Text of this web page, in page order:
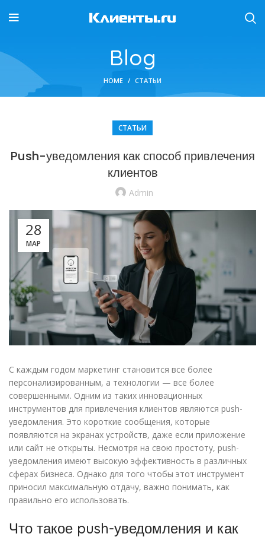
Blog
HOME СТАТЬИ
СТАТЬИ
Push-уведомления как способ привлечения
клиентов
Admin
28
МАР
С каждым годом маркетинг становится все более
персонализированным, а технологии — все более
совершенными. Одним из таких инновационных
инструментов для привлечения клиентов являются push-
уведомления. Это короткие сообщения, которые
появляются на экранах устройств, даже если приложение
или сайт не открыты. Несмотря на свою простоту, push-
уведомления имеют высокую эффективность в различных
сферах бизнеса. Однако для того чтобы этот инструмент
приносил максимальную отдачу, важно понимать, как
правильно его использовать.
Что такое push-уведомления и как